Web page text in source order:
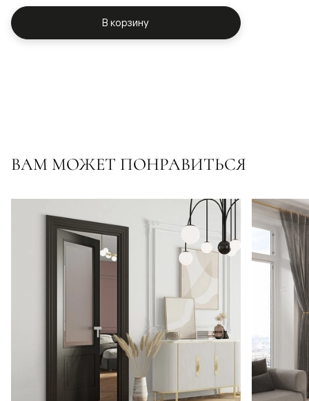
В корзину
ВАМ МОЖЕТ ПОНРАВИТЬСЯ